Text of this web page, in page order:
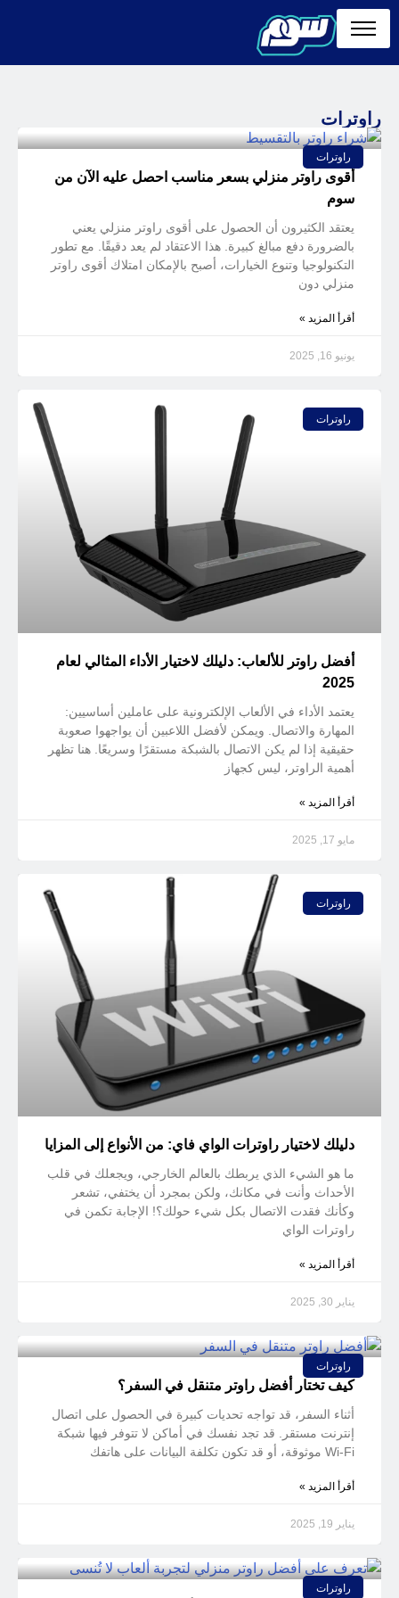
راوترات
راوترات
أقوى راوتر منزلي بسعر مناسب احصل عليه الآن من
سوم
يعتقد الكثيرون أن الحصول على أقوى راوتر منزلي يعني
بالضرورة دفع مبالغ كبيرة. هذا الاعتقاد لم يعد دقيقًا. مع تطور
التكنولوجيا وتنوع الخيارات، أصبح بالإمكان امتلاك أقوى راوتر
منزلي دون
أقرأ المزيد »
يونيو 16, 2025
راوترات
أفضل راوتر للألعاب: دليلك لاختيار الأداء المثالي لعام
2025
يعتمد الأداء في الألعاب الإلكترونية على عاملين أساسيين:
المهارة والاتصال. ويمكن لأفضل اللاعبين أن يواجهوا صعوبة
حقيقية إذا لم يكن الاتصال بالشبكة مستقرًا وسريعًا. هنا تظهر
أهمية الراوتر، ليس كجهاز
أقرأ المزيد »
مايو 17, 2025
راوترات
دليلك لاختيار راوترات الواي فاي: من الأنواع إلى المزايا
ما هو الشيء الذي يربطك بالعالم الخارجي، ويجعلك في قلب
الأحداث وأنت في مكانك، ولكن بمجرد أن يختفي، تشعر
وكأنك فقدت الاتصال بكل شيء حولك؟! الإجابة تكمن في
راوترات الواي
أقرأ المزيد »
يناير 30, 2025
راوترات
كيف تختار أفضل راوتر متنقل في السفر؟
أثناء السفر، قد تواجه تحديات كبيرة في الحصول على اتصال
إنترنت مستقر. قد تجد نفسك في أماكن لا تتوفر فيها شبكة
Wi-Fi موثوقة، أو قد تكون تكلفة البيانات على هاتفك
أقرأ المزيد »
يناير 19, 2025
راوترات